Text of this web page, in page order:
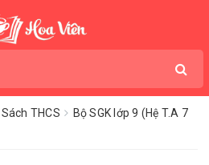
THCS
Bộ SGK lớp 9 (Hệ T.A 7